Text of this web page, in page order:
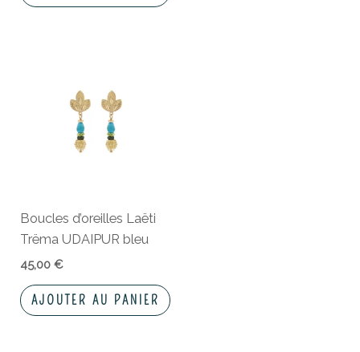
Boucles d’oreilles Laëti
Trëma UDAIPUR bleu
45,00€
AJOUTER AU PANIER